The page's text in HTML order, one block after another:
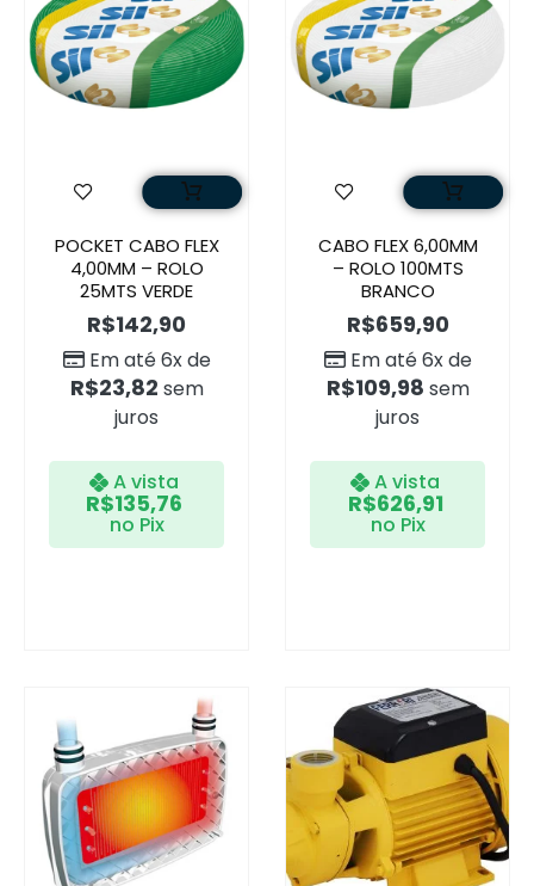
POCKET CABO FLEX
4,00MM – ROLO
25MTS VERDE
R$142,90
Em até 6x de
R$23,82 sem
juros
A vista
R$135,76
no Pix
CABO FLEX 6,00MM
– ROLO 100MTS
BRANCO
R$659,90
Em até 6x de
R$109,98 sem
juros
A vista
R$626,91
no Pix